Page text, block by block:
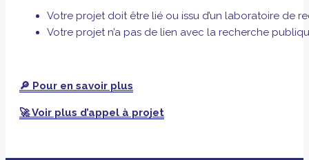
Votre projet doit être lié ou issu d’un laboratoire de
Votre projet n’a pas de lien avec la recherche
🔎 Pour en savoir plus
🚀 Voir plus d’appel à projet